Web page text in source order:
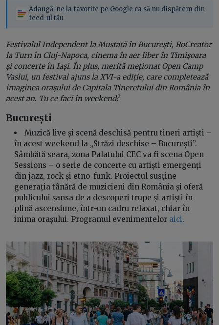
Adaugă-ne la favorite pe Google ca să nu dispărem din
feed-ul tău
Festivalul Independent la Mustață în București, RoCreator
la Turn în Cluj-Napoca, cinema în aer liber în Timișoara
și concerte în Iași. În plus, merită meționat Open Camp
Vaslui, un festival ajuns la XVI-a ediție, care completează
imaginea orașului de Capitala Tineretului din România în
acest an. Tu ce faci în weekend?
București
Muzică live și scenă deschisă pentru tineri artiști –
în acest weekend la „Străzi deschise – București”.
Sâmbătă seara, zona Palatului CEC va fi scena Open
Sessions – o serie de concerte cu artiști emergenți
din jazz, rock și etno-funk. Proiectul susține
generația tânără de muzicieni din România și oferă
publicului șansa de a descoperi trupe și artiști în
plină ascensiune, într-un cadru relaxat, chiar în
inima orașului. Programul evenimentelor aici.